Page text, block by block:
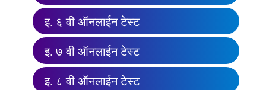
इ. ६ वी ऑनलाईन टेस्ट
इ. ७ वी ऑनलाईन टेस्ट
इ. ८ वी ऑनलाईन टेस्ट